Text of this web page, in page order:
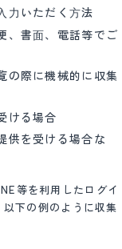
⼒いただく⽅法
、書⾯、電話等でご
の際に機械的に収集
ける場合
供を受ける場合な
等を利用したログイ
下の例のように収集